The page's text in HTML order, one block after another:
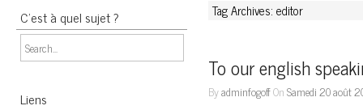
C’est à quel sujet ?
Liens
Tag Archives: editor
To our english
ByadminfogoffOnSamedi 20 août